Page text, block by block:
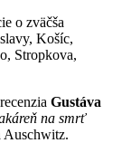
o zväčša
Košíc,
Stropkova,
Gustáva
na smrť
Auschwitz.